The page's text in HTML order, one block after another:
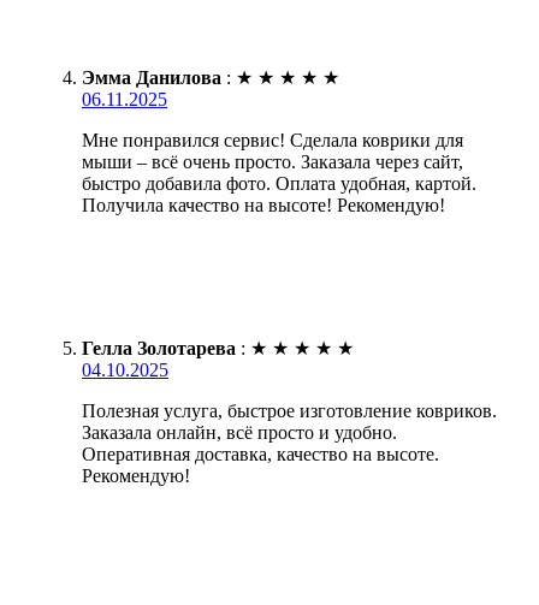
Эмма Данилова : ★ ★ ★ ★ ★
06.11.2025
Мне понравился сервис! Сделала коврики для
мыши – всё очень просто. Заказала через сайт,
быстро добавила фото. Оплата удобная, картой.
Получила качество на высоте! Рекомендую!
Гелла Золотарева : ★ ★ ★ ★ ★
04.10.2025
Полезная услуга, быстрое изготовление ковриков.
Заказала онлайн, всё просто и удобно.
Оперативная доставка, качество на высоте.
Рекомендую!